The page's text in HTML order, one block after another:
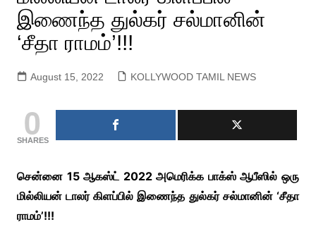
இணைந்த துல்கர் சல்மானின்
‘சீதா ராமம்’!!!
August 15, 2022 KOLLYWOOD TAMIL NEWS
0
SHARES
சென்னை 15 ஆகஸ்ட் 2022 அமெரிக்க பாக்ஸ் ஆபீஸில் ஒரு
மில்லியன் டாலர் கிளப்பில் இணைந்த துல்கர் சல்மானின் ‘சீதா
ராமம்’!!!